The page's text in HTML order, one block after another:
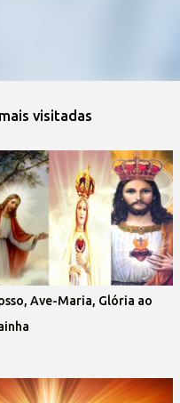
visitadas
Ave-Maria, Glória ao